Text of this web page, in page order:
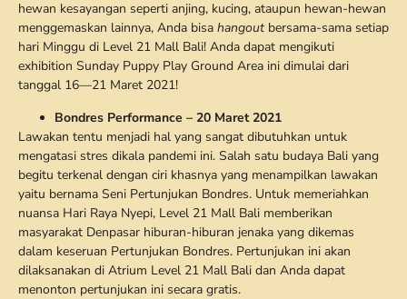
hewan kesayangan seperti anjing, kucing, ataupun hewan-hewan
menggemaskan lainnya, Anda bisa hangoutbersama-sama setiap
hari Minggu di Level 21 Mall Bali! Anda dapat mengikuti
exhibition Sunday Puppy Play Ground Area ini dimulai dari
tanggal 16—21 Maret 2021!
Bondres Performance – 20 Maret 2021
Lawakan tentu menjadi hal yang sangat dibutuhkan untuk
mengatasi stres dikala pandemi ini. Salah satu budaya Bali yang
begitu terkenal dengan ciri khasnya yang menampilkan lawakan
yaitu bernama Seni Pertunjukan Bondres. Untuk memeriahkan
nuansa Hari Raya Nyepi, Level 21 Mall Bali memberikan
masyarakat Denpasar hiburan-hiburan jenaka yang dikemas
dalam keseruan Pertunjukan Bondres. Pertunjukan ini akan
dilaksanakan di Atrium Level 21 Mall Bali dan Anda dapat
menonton pertunjukan ini secara gratis.